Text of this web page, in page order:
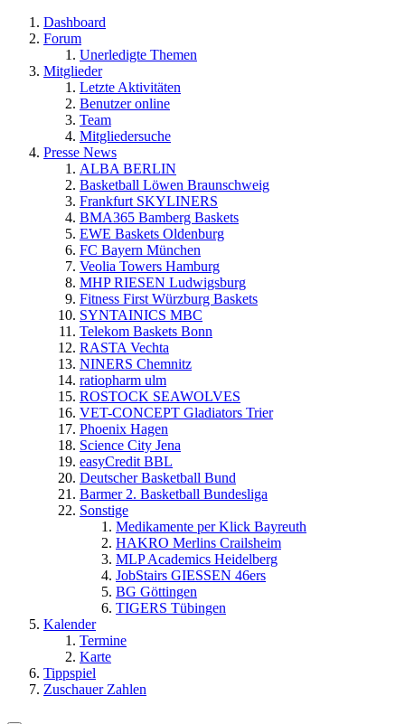
Dashboard
Forum
Unerledigte Themen
Mitglieder
Letzte Aktivitäten
Benutzer online
Team
Mitgliedersuche
Presse News
ALBA BERLIN
Basketball Löwen Braunschweig
Frankfurt SKYLINERS
BMA365 Bamberg Baskets
EWE Baskets Oldenburg
FC Bayern München
Veolia Towers Hamburg
MHP RIESEN Ludwigsburg
Fitness First Würzburg Baskets
SYNTAINICS MBC
Telekom Baskets Bonn
RASTA Vechta
NINERS Chemnitz
ratiopharm ulm
ROSTOCK SEAWOLVES
VET-CONCEPT Gladiators Trier
Phoenix Hagen
Science City Jena
easyCredit BBL
Deutscher Basketball Bund
Barmer 2. Basketball Bundesliga
Sonstige
Medikamente per Klick Bayreuth
HAKRO Merlins Crailsheim
MLP Academics Heidelberg
JobStairs GIESSEN 46ers
BG Göttingen
TIGERS Tübingen
Kalender
Termine
Karte
Tippspiel
Zuschauer Zahlen